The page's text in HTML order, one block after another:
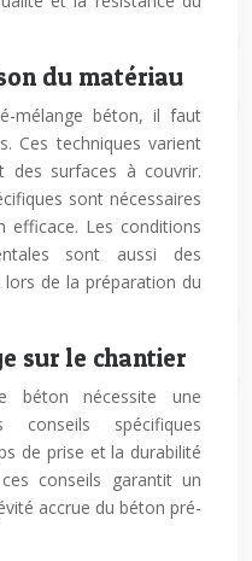
du matériau
mélange béton, il faut
Ces techniques varient
des surfaces à couvrir.
sont nécessaires
efficace. Les conditions
sont aussi des
de la préparation du
sur le chantier
béton nécessite une
conseils spécifiques
de prise et la durabilité
conseils garantit un
accrue du béton pré-